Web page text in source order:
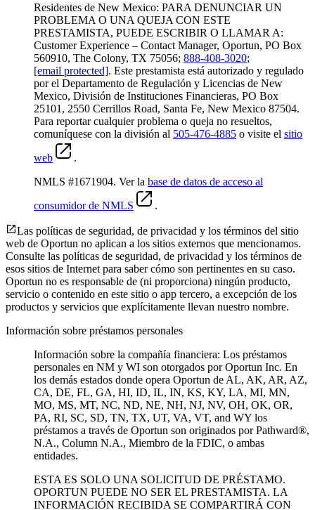
Residentes de New Mexico: PARA DENUNCIAR UN
PROBLEMA O UNA QUEJA CON ESTE
PRESTAMISTA, PUEDE ESCRIBIR O LLAMAR A:
Customer Experience – Contact Manager, Oportun, PO Box
560910, The Colony, TX 75056; 888-408-3020;
[email protected]. Este prestamista está autorizado y regulado
por el Departamento de Regulación y Licencias de New
Mexico, División de Instituciones Financieras, PO Box
25101, 2550 Cerrillos Road, Santa Fe, New Mexico 87504.
Para reportar cualquier problema o queja no resueltos,
comuníquese con la división al 505-476-4885 o visite el sitio
web
.
NMLS #1671904. Ver la base de datos de acceso al
consumidor de NMLS
.
Las políticas de seguridad, de privacidad y los términos del sitio
web de Oportun no aplican a los sitios externos que mencionamos.
Consulte las políticas de seguridad, de privacidad y los términos de
esos sitios de Internet para saber cómo son pertinentes en su caso.
Oportun no es responsable de (ni proporciona) ningún producto,
servicio o contenido en este sitio o app tercero, a excepción de los
productos y servicios que explícitamente llevan nuestro nombre.
Información sobre préstamos personales
Información sobre la compañía financiera: Los préstamos
personales en NM y WI son otorgados por Oportun Inc. En
los demás estados donde opera Oportun de AL, AK, AR, AZ,
CA, DE, FL, GA, HI, ID, IL, IN, KS, KY, LA, MI, MN,
MO, MS, MT, NC, ND, NE, NH, NJ, NV, OH, OK, OR,
PA, RI, SC, SD, TN, TX, UT, VA, VT, and WY los
préstamos a través de Oportun son originados por Pathward®,
N.A., Column N.A., Miembro de la FDIC, o ambas
entidades.
ESTA ES SOLO UNA SOLICITUD DE PRÉSTAMO.
OPORTUN PUEDE NO SER EL PRESTAMISTA. LA
INFORMACIÓN RECIBIDA SE COMPARTIRÁ CON